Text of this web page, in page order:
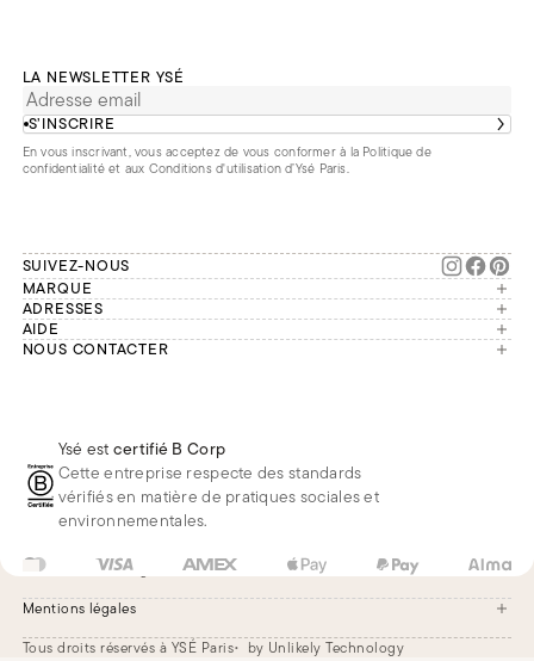
LA NEWSLETTER YSÉ
S’INSCRIRE
En vous inscrivant, vous acceptez de vous conformer à la Politique de
confidentialitéet aux Conditions d'utilisation d’Ysé Paris.
SUIVEZ-NOUS
MARQUE
Manifesto
Engagements
Seconde vie
ADRESSES
Paris
France
AIDE
Mon compte
Livraisons & Retours
Foire aux questions
Réduction étudiante
NOUS CONTACTER
Téléphone
E-mail
Ysé estcertifié B Corp
Cette entreprise respecte des standards
vérifiés en matière de pratiques sociales et
environnementales.
US $Changer
Mentions légales
Mentions légales
Tous droits réservés à YSÉ Paris by Unlikely Technology